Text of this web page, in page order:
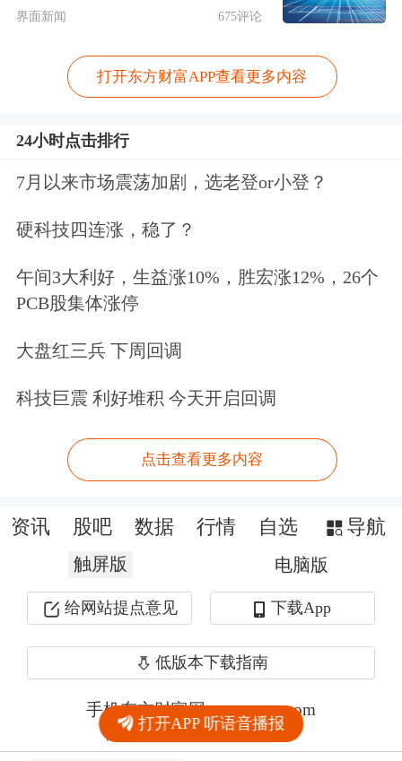
界面新闻 675评论
打开东方财富APP查看更多内容
24小时点击排行
7月以来市场震荡加剧，选老登or小登？
硬科技四连涨，稳了？
午间3大利好，生益涨10%，胜宏涨12%，26个
PCB股集体涨停
大盘红三兵 下周回调
科技巨震 利好堆积 今天开启回调
点击查看更多内容
打开APP 听语音播报
资讯 股吧 数据 行情 自选 导航
触屏版 电脑版
给网站提点意见 下载App
低版本下载指南
手机东方财富网 eastmoney.com
网站备案号:沪ICP备05006054号-11